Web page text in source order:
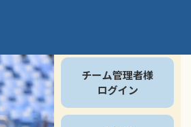
チーム管理者様
ログイン